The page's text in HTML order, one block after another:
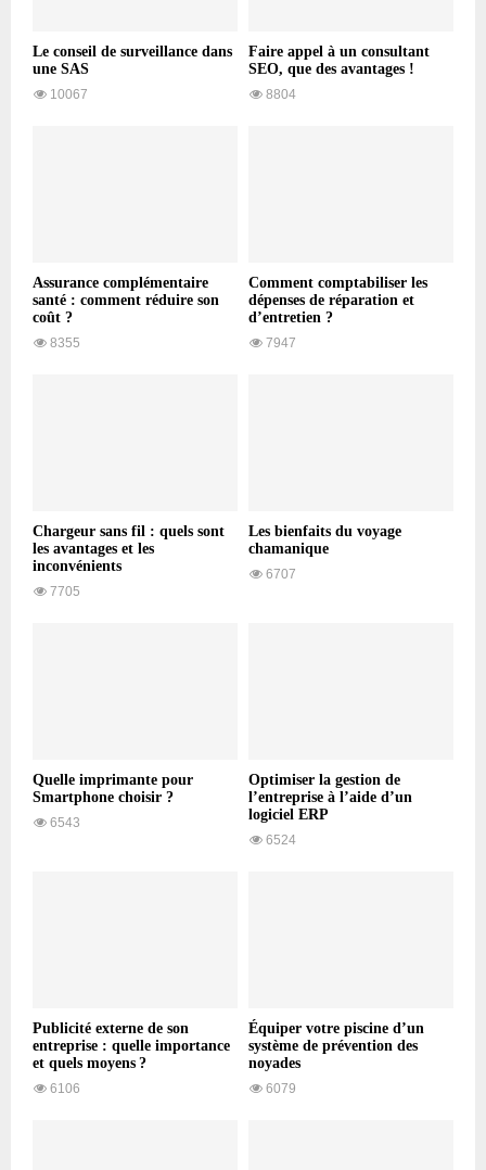
Le conseil de surveillance dans
une SAS
10067
Faire appel à un consultant
SEO, que des avantages !
8804
Assurance complémentaire
santé : comment réduire son
coût ?
8355
Comment comptabiliser les
dépenses de réparation et
d’entretien ?
7947
Chargeur sans fil : quels sont
les avantages et les
inconvénients
7705
Les bienfaits du voyage
chamanique
6707
Quelle imprimante pour
Smartphone choisir ?
6543
Optimiser la gestion de
l’entreprise à l’aide d’un
logiciel ERP
6524
Publicité externe de son
entreprise : quelle importance
et quels moyens ?
6106
Équiper votre piscine d’un
système de prévention des
noyades
6079